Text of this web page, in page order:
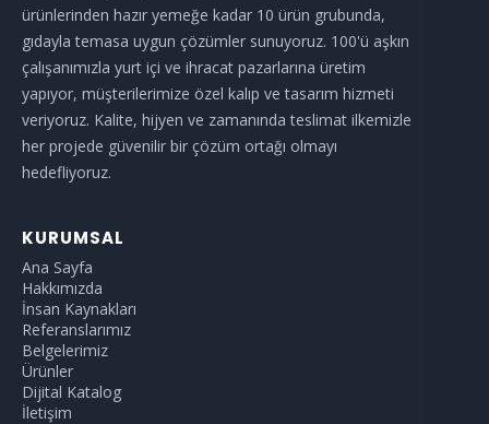
ürünlerinden hazır yemeğe kadar 10 ürün grubunda,
gıdayla temasa uygun çözümler sunuyoruz. 100'ü aşkın
çalışanımızla yurt içi ve ihracat pazarlarına üretim
yapıyor, müşterilerimize özel kalıp ve tasarım hizmeti
veriyoruz. Kalite, hijyen ve zamanında teslimat ilkemizle
her projede güvenilir bir çözüm ortağı olmayı
hedefliyoruz.
KURUMSAL
Ana Sayfa
Hakkımızda
İnsan Kaynakları
Referanslarımız
Belgelerimiz
Ürünler
Dijital Katalog
İletişim